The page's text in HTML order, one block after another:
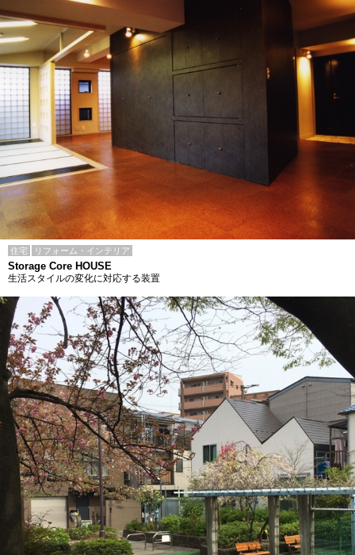
住宅 リフォーム・インテリア
Storage Core HOUSE
生活スタイルの変化に対応する装置